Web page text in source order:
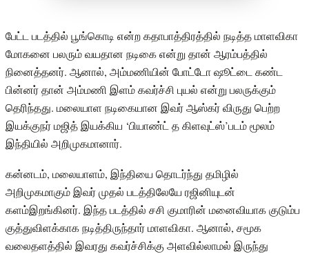
பேட்ட படத்தில் பூங்கொடி என்ற கதாபாத்திரத்தில் நடித்த மாளவிகா
மோகனை பலரும் வயதான நடிகை என்று தான் ஆரம்பத்தில்
நினைத்தனர். ஆனால், அம்மணியின் போட்டோ ஷூட்டை கண்ட
பின்னர் தான் அம்மணி இளம் கவர்ச்சி புயல் என்று பலருக்கும்
தெரிந்தது. மலையாள நடிகையான இவர் ஆஸ்கர் விருது பெற்ற
இயக்குநர் மஜித் இயக்கிய ‘பியாண்ட் த கிளவுட்ஸ்’படம் மூலம்
இந்தியில் அறிமுகமானார்.
கன்னடம், மலையாளம், இந்தியை தொடர்ந்து தமிழில்
அறிமுகமாகும் இவர் முதல் படத்திலேயே ரஜினியுடன்
களம்இறங்கினர். இந்த படத்தில் சசி குமாரின் மனைவியாக குடும்ப
குத்துவிளக்காக நடித்திருந்தார் மாளவிகா. ஆனால், சமூக
வலைதளத்தில் இவரது கவர்ச்சிக்கு அளவில்லாமல் இருந்து